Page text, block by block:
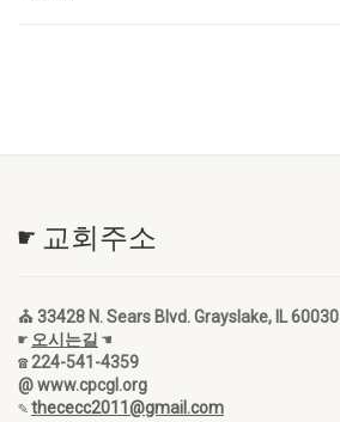
☛ 교회주소
⛪ 33428 N. Sears Blvd. Grayslake, IL 60030
☛ 오시는길 ☚
☎ 224-541-4359
@ www.cpcgl.org
✎thececc2011@gmail.com